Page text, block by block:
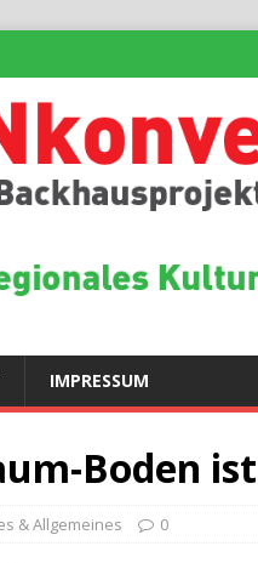
IMPRESSUM
Boden
& Allgemeines 0